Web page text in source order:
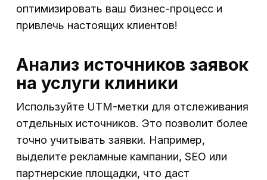
оптимизировать ваш бизнес-процесс и
привлечь настоящих клиентов!
Анализ источников заявок
на услуги клиники
Используйте UTM-метки для отслеживания
отдельных источников. Это позволит более
точно учитывать заявки. Например,
выделите рекламные кампании, SEO или
партнерские площадки, что даст